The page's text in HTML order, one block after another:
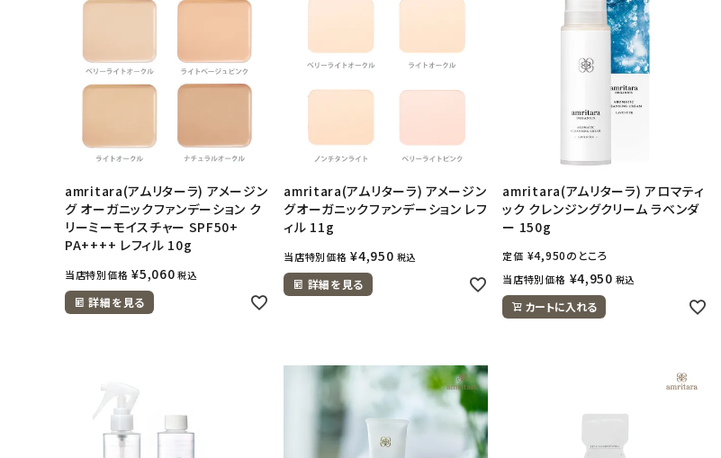
amritara(アムリターラ) アメージン
グ オーガニックファンデーション ク
リーミーモイスチャー SPF50+
PA++++ レフィル 10g
当店特別価格 ¥5,060 税込
詳細を見る
amritara(アムリターラ) アメージン
グオーガニックファンデーション レフ
ィル 11g
当店特別価格 ¥4,950 税込
詳細を見る
amritara(アムリターラ) アロマティ
ック クレンジングクリーム ラベンダ
ー 150g
定価 ¥4,950のところ
当店特別価格 ¥4,950 税込
カートに入れる